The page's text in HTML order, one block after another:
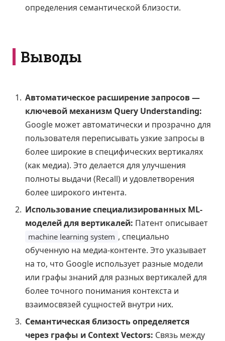
определения семантической близости.
Выводы
Автоматическое расширение запросов —
ключевой механизм Query Understanding:
Google может автоматически и прозрачно для
пользователя переписывать узкие запросы в
более широкие в специфических вертикалях
(как медиа). Это делается для улучшения
полноты выдачи (Recall) и удовлетворения
более широкого интента.
Использование специализированных ML-
моделей для вертикалей: Патент описывает
machine learning system , специально
обученную на медиа-контенте. Это указывает
на то, что Google использует разные модели
или графы знаний для разных вертикалей для
более точного понимания контекста и
взаимосвязей сущностей внутри них.
Семантическая близость определяется
через графы и Context Vectors: Связь между